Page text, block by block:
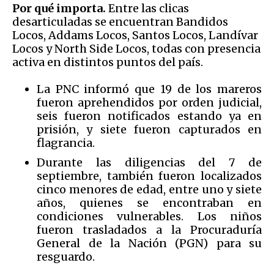
Por qué importa. Entre las clicas
desarticuladas se encuentran Bandidos
Locos, Addams Locos, Santos Locos, Landívar
Locos y North Side Locos, todas con presencia
activa en distintos puntos del país.
La PNC informó que 19 de los mareros
fueron aprehendidos por orden judicial,
seis fueron notificados estando ya en
prisión, y siete fueron capturados en
flagrancia.
Durante las diligencias del 7 de
septiembre, también fueron localizados
cinco menores de edad, entre uno y siete
años, quienes se encontraban en
condiciones vulnerables. Los niños
fueron trasladados a la Procuraduría
General de la Nación (PGN) para su
resguardo.